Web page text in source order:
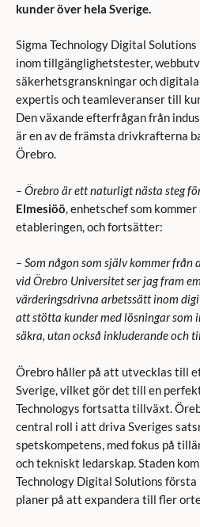
kunder över hela Sverige.
Sigma Technology Digital
inom tillgänglighetstester,
säkerhetsgranskningar och
expertis och teamleveranser till
Den växande efterfrågan från
är en av de främsta drivkrafterna
Örebro.
– Örebro är ett naturligt nästa steg för
Elmesiöö , enhetschef som
etableringen, och fortsätter:
– Som någon som själv kommer från
vid Örebro Universitet ser jag fram
värderingsdrivna arbetssätt inom
att stötta kunder med lösningar som
säkra, utan också inkluderande och
Örebro håller på att utvecklas till
Sverige, vilket gör det till en
Technologys fortsatta tillväxt.
central roll i att driva Sveriges
spetskompetens, med fokus på
och tekniskt ledarskap. Staden
Technology Digital Solutions
planer på att expandera till fler